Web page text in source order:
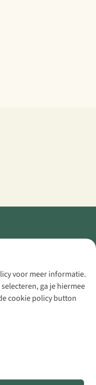
voor meer informatie.
ga je hiermee
cookie policy button